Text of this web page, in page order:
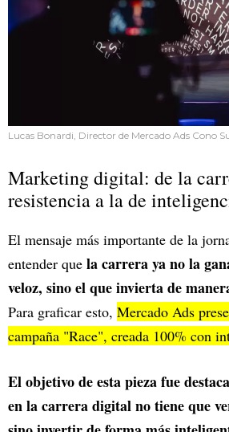
Lucas Bonardi, Director de Mercado Ads Cono
Marketing digital: de la
resistencia a la de
El mensaje más importante de la
entender que la carrera ya no la
veloz, sino el que invierta de
Para graficar esto, Mercado Ads
campaña "Race", creada 100% con
El objetivo de esta pieza fue
en la carrera digital no tiene que